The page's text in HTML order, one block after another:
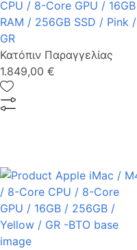
CPU / 8-Core GPU / 16GB
RAM / 256GB SSD / Pink /
GR
Κατόπιν Παραγγελίας
1.849,00 €